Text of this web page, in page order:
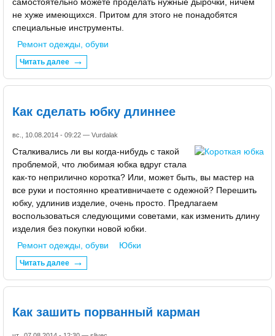
самостоятельно можете проделать нужные дырочки, ничем
не хуже имеющихся. Притом для этого не понадобятся
специальные инструменты.
Ремонт одежды, обуви
Читать далее
Как сделать юбку длиннее
вс., 10.08.2014 - 09:22 — Vurdalak
Сталкивались ли вы когда-нибудь с такой
проблемой, что любимая юбка вдруг стала
как-то неприлично коротка? Или, может быть, вы мастер на
все руки и постоянно креативничаете с одежной? Перешить
юбку, удлинив изделие, очень просто. Предлагаем
воспользоваться следующими советами, как изменить длину
изделия без покупки новой юбки.
Ремонт одежды, обуви
Юбки
Читать далее
Как зашить порванный карман